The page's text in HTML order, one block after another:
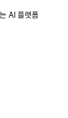
AI 플랫폼